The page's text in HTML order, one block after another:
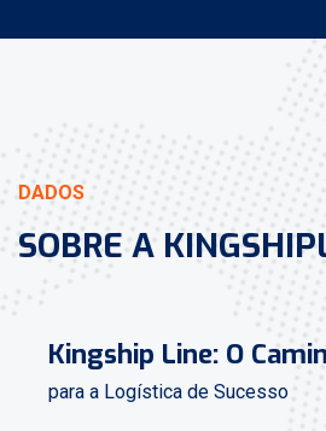
DADOS
SOBRE A
Kingship Line: O
para a Logística de Sucesso